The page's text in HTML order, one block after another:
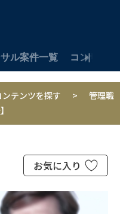
ル案件一覧 コンサル
ンテンツを探す >
管理職
お気に入り